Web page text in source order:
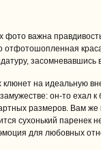
важна
отфотошопленная
засомневавшись
на идеальную
он-то ехал к
размеров. Вам
сухонький паренек
для любовных